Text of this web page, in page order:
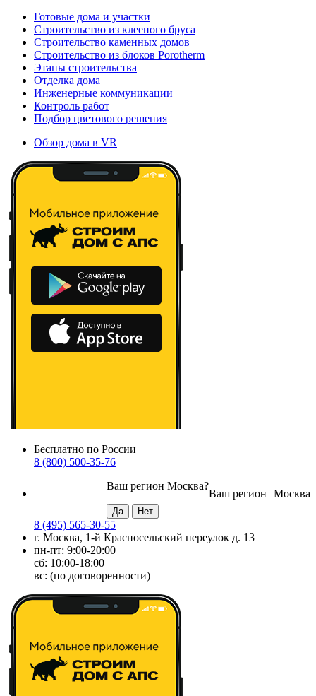
Готовые дома и участки
Строительство из клееного бруса
Строительство каменных домов
Строительство из блоков Porotherm
Этапы строительства
Отделка дома
Инженерные коммуникации
Контроль работ
Подбор цветового решения
Обзор дома в VR
Бесплатно по России
8 (800) 500-35-76
Москва
Ваш регион
Ваш регион Москва?
8 (495) 565-30-55
г. Москва, 1-й Красносельский переулок д. 13
пн-пт: 9:00-20:00
сб: 10:00-18:00
вс: (по договоренности)